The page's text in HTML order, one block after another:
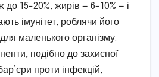
до 15-20%, жирів — 6-10% — і
імунітет, роблячи його
маленького організму.
подібно до захисної
проти інфекцій,